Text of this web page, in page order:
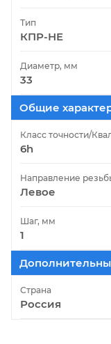
Тип
КПР-НЕ
Диаметр, мм
33
Общие
Класс точности/
6h
Направление
Левое
Шаг, мм
1
Страна
Россия